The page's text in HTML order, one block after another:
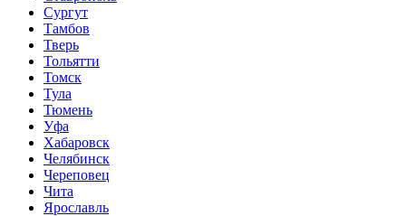
Сургут
Тамбов
Тверь
Тольятти
Томск
Тула
Тюмень
Уфа
Хабаровск
Челябинск
Череповец
Чита
Ярославль